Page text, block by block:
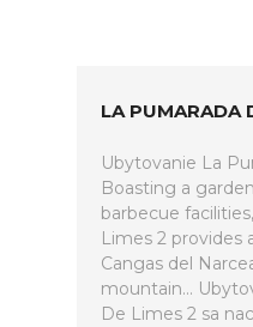
LA PUMARADA
Ubytovanie La
Boasting a
barbecue
Limes 2 provides
Cangas del
mountain...
De Limes 2 sa